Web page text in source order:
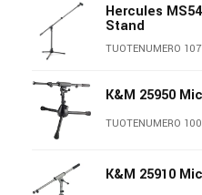
Paino:
2,2Kg
König & Meyer
Stands For Music - Since
ratkaisuistaan,
Wertheimissa. K&M
maailman. Monet K&M-
Hercules
Stand
TUOTENUMERO
K&M 25950
TUOTENUMERO
K&M 25910